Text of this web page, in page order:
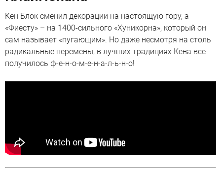
Кен Блок сменил декорации на настоящую гору, а
«Фиесту» – на 1400-сильного «Хуникорна», который он
сам называет «пугающим». Но даже несмотря на столь
радикальные перемены, в лучших традициях Кена все
получилось ф-е-н-о-м-е-н-а-л-ь-н-о!